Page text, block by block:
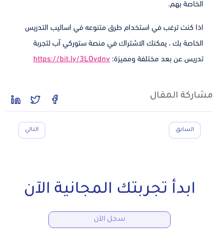
الخاصة بهم.
اذا كنت ترغب في استخدام طرق متنوعه في اساليب التدريس
الخاصة بك ، يمكنك الاشتراك في منصة ستوركي آب لتجربة
تدريس عن بعد مختلفة ومميزة: https://bit.ly/3LOvdnv
مشاركة المقال
السابق التالي
ابدأ تجربتك المجانية الآن
سجل الآن